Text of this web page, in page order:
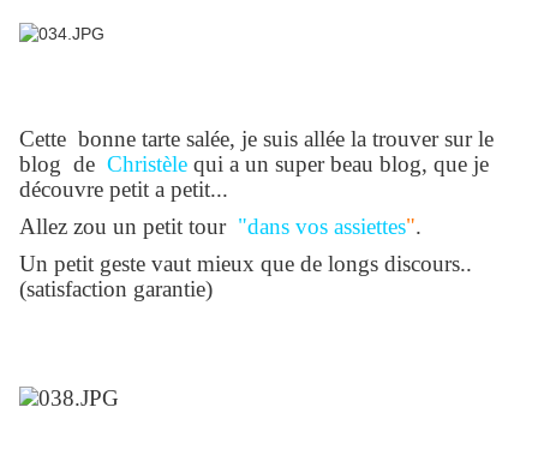
Cette bonne tarte salée, je suis allée la trouver sur le
blog de Christèle qui a un super beau blog, que je
découvre petit a petit...
Allez zou un petit tour "dans vos assiettes".
Un petit geste vaut mieux que de longs discours..
(satisfaction garantie)